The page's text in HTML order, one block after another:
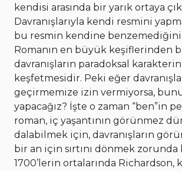
kendisi arasında bir yarık ortaya
Davranışlarıyla kendi resmini
bu resmin kendine
Romanın en büyük keşiflerinden
davranışların paradoksal
keşfetmesidir. Peki eğer
geçirmemize izin vermiyorsa, bunu
yapacağız? İşte o zaman “ben”in
roman, iç yaşantının görünmez
dalabilmek için, davranışların
bir an için sırtını dönmek zorunda
1700’lerin ortalarında Richardson,